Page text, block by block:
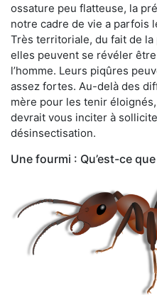
ossature peu flatteuse, la
notre cadre de vie a parfois
Très territoriale, du fait de la
elles peuvent se révéler
l’homme. Leurs piqûres
assez fortes. Au-delà des
mère pour les tenir
devrait vous inciter à
désinsectisation.
Une fourmi : Qu’est-ce que